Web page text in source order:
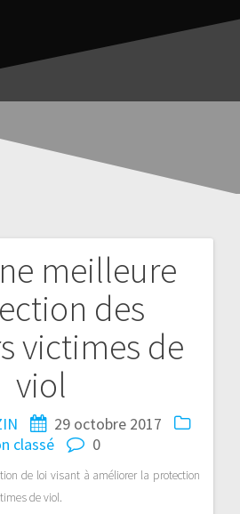
meilleure
des
victimes de
viol
29 octobre 2017
classé
0
de loi visant à améliorer la protection
de viol.